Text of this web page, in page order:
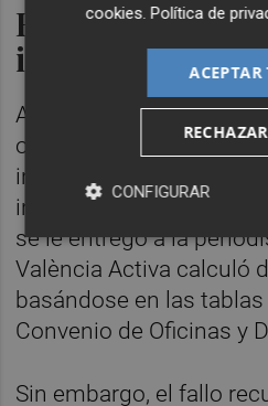
Error en el
indemnización
Además de la
organizativa, la
inexcusable" en la
indemnización inicial de
se le entregó a la
València Activa calculó
basándose en las tablas
Convenio de Oficinas y
Sin embargo, el fallo
cookies.Política de
ACEPTAR
CONFIGURAR